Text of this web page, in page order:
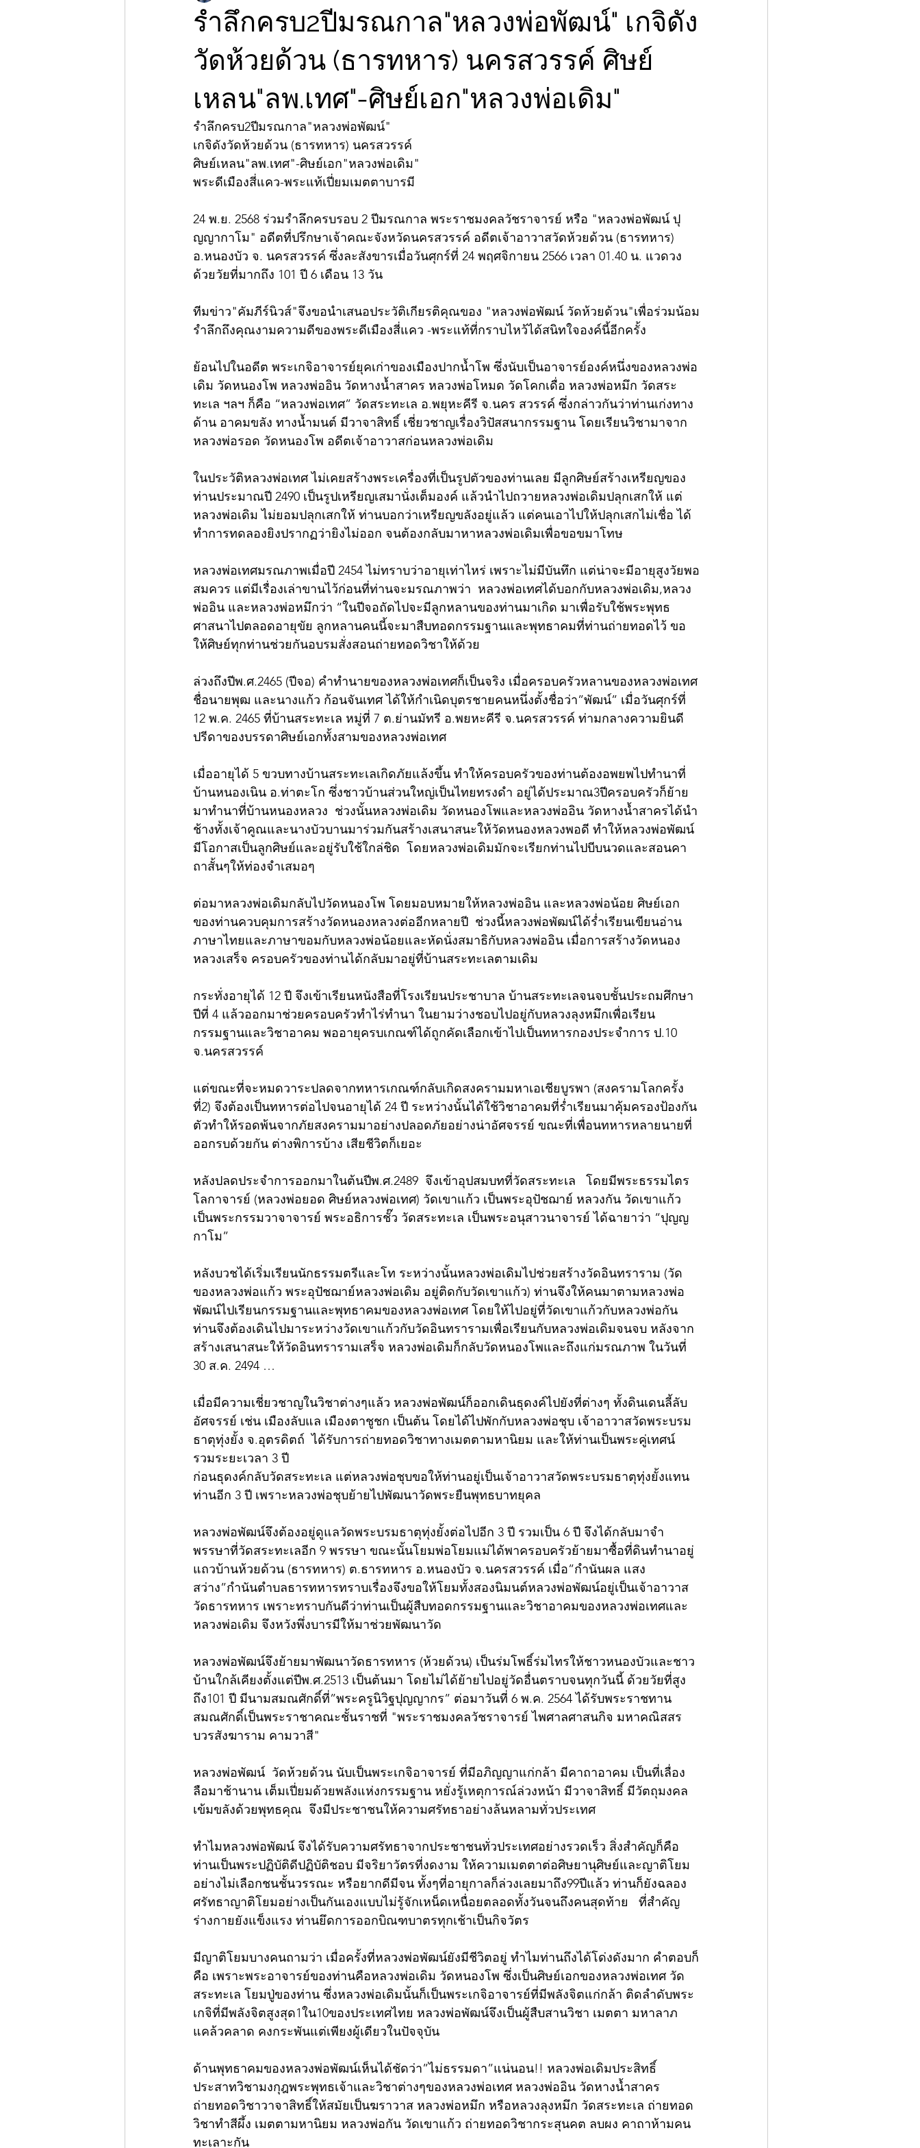
รำลึกครบ2ปีมรณกาล"หลวงพ่อพัฒน์" เกจิดัง
วัดห้วยด้วน (ธารทหาร) นครสวรรค์ ศิษย์
เหลน"ลพ.เทศ"-ศิษย์เอก"หลวงพ่อเดิม"
รำลึกครบ2ปีมรณกาล"หลวงพ่อพัฒน์"
เกจิดังวัดห้วยด้วน (ธารทหาร) นครสวรรค์
ศิษย์เหลน"ลพ.เทศ"-ศิษย์เอก"หลวงพ่อเดิม"
พระดีเมืองสี่แคว-พระแท้เปี่ยมเมตตาบารมี
24 พ.ย. 2568 ร่วมรำลึกครบรอบ 2 ปีมรณกาล พระราชมงคลวัชราจารย์ หรือ "หลวงพ่อพัฒน์ ปุ
ญญากาโม" อดีตที่ปรึกษาเจ้าคณะจังหวัดนครสวรรค์ อดีตเจ้าอาวาสวัดห้วยด้วน (ธารทหาร)
อ.หนองบัว จ. นครสวรรค์ ซึ่งละสังขารเมื่อวันศุกร์ที่ 24 พฤศจิกายน 2566 เวลา 01.40 น. แวดวง
ด้วยวัยที่มากถึง 101 ปี 6 เดือน 13 วัน
ทีมข่าว"คัมภีร์นิวส์"จึงขอนำเสนอประวัติเกียรติคุณของ "หลวงพ่อพัฒน์ วัดห้วยด้วน"เพื่อร่วมน้อม
รำลึกถึงคุณงามความดีของพระดีเมืองสี่แคว -พระแท้ที่กราบไหว้ได้สนิทใจองค์นี้อีกครั้ง
ย้อนไปในอดีต พระเกจิอาจารย์ยุคเก่าของเมืองปากน้ำโพ ซึ่งนับเป็นอาจารย์องค์หนึ่งของหลวงพ่อ
เดิม วัดหนองโพ หลวงพ่ออิน วัดหางน้ำสาคร หลวงพ่อโหมด วัดโคกเดื่อ หลวงพ่อหมึก วัดสระ
ทะเล ฯลฯ ก็คือ “หลวงพ่อเทศ” วัดสระทะเล อ.พยุหะคีรี จ.นคร สวรรค์ ซึ่งกล่าวกันว่าท่านเก่งทาง
ด้าน อาคมขลัง ทางน้ำมนต์ มีวาจาสิทธิ์ เชี่ยวชาญเรื่องวิปัสสนากรรมฐาน โดยเรียนวิชามาจาก
หลวงพ่อรอด วัดหนองโพ อดีตเจ้าอาวาสก่อนหลวงพ่อเดิม
ในประวัติหลวงพ่อเทศ ไม่เคยสร้างพระเครื่องที่เป็นรูปตัวของท่านเลย มีลูกศิษย์สร้างเหรียญของ
ท่านประมาณปี 2490 เป็นรูปเหรียญเสมานั่งเต็มองค์ แล้วนำไปถวายหลวงพ่อเดิมปลุกเสกให้ แต่
หลวงพ่อเดิม ไม่ยอมปลุกเสกให้ ท่านบอกว่าเหรียญขลังอยู่แล้ว แต่คนเอาไปให้ปลุกเสกไม่เชื่อ ได้
ทำการทดลองยิงปรากฏว่ายิงไม่ออก จนต้องกลับมาหาหลวงพ่อเดิมเพื่อขอขมาโทษ
หลวงพ่อเทศมรณภาพเมื่อปี 2454 ไม่ทราบว่าอายุเท่าไหร่ เพราะไม่มีบันทึก แต่น่าจะมีอายุสูงวัยพอ
สมควร แต่มีเรื่องเล่าขานไว้ก่อนที่ท่านจะมรณภาพว่า  หลวงพ่อเทศได้บอกกับหลวงพ่อเดิม,หลวง
พ่ออิน และหลวงพ่อหมึกว่า “ในปีจอถัดไปจะมีลูกหลานของท่านมาเกิด มาเพื่อรับใช้พระพุทธ
ศาสนาไปตลอดอายุขัย ลูกหลานคนนี้จะมาสืบทอดกรรมฐานและพุทธาคมที่ท่านถ่ายทอดไว้ ขอ
ให้ศิษย์ทุกท่านช่วยกันอบรมสั่งสอนถ่ายทอดวิชาให้ด้วย
ล่วงถึงปีพ.ศ.2465 (ปีจอ) คำทำนายของหลวงพ่อเทศก็เป็นจริง เมื่อครอบครัวหลานของหลวงพ่อเทศ
ชื่อนายพุฒ และนางแก้ว ก้อนจันเทศ ได้ให้กำเนิดบุตรชายคนหนึ่งตั้งชื่อว่า”พัฒน์” เมื่อวันศุกร์ที่
12 พ.ค. 2465 ที่บ้านสระทะเล หมู่ที่ 7 ต.ย่านมัทรี อ.พยหะคีรี จ.นครสวรรค์ ท่ามกลางความยินดี
ปรีดาของบรรดาศิษย์เอกทั้งสามของหลวงพ่อเทศ
เมื่ออายุได้ 5 ขวบทางบ้านสระทะเลเกิดภัยแล้งขึ้น ทำให้ครอบครัวของท่านต้องอพยพไปทำนาที่
บ้านหนองเนิน อ.ท่าตะโก ซึ่งชาวบ้านส่วนใหญ่เป็นไทยทรงดำ อยู่ได้ประมาณ3ปีครอบครัวก็ย้าย
มาทำนาที่บ้านหนองหลวง  ช่วงนั้นหลวงพ่อเดิม วัดหนองโพและหลวงพ่ออิน วัดหางน้ำสาครได้นำ
ช้างทั้งเจ้าคูณและนางบัวบานมาร่วมกันสร้างเสนาสนะให้วัดหนองหลวงพอดี ทำให้หลวงพ่อพัฒน์
มีโอกาสเป็นลูกศิษย์และอยู่รับใช้ใกล่ชิด  โดยหลวงพ่อเดิมมักจะเรียกท่านไปบีบนวดและสอนคา
ถาสั้นๆให้ท่องจำเสมอๆ
ต่อมาหลวงพ่อเดิมกลับไปวัดหนองโพ โดยมอบหมายให้หลวงพ่ออิน และหลวงพ่อน้อย ศิษย์เอก
ของท่านควบคุมการสร้างวัดหนองหลวงต่ออีกหลายปี  ช่วงนี้หลวงพ่อพัฒน์ได้ร่ำเรียนเขียนอ่าน
ภาษาไทยและภาษาขอมกับหลวงพ่อน้อยและหัดนั่งสมาธิกับหลวงพ่ออิน เมื่อการสร้างวัดหนอง
หลวงเสร็จ ครอบครัวของท่านได้กลับมาอยู่ที่บ้านสระทะเลตามเดิม
กระทั่งอายุได้ 12 ปี จึงเข้าเรียนหนังสือที่โรงเรียนประชาบาล บ้านสระทะเลจนจบชั้นประถมศึกษา
ปีที่ 4 แล้วออกมาช่วยครอบครัวทำไร่ทำนา ในยามว่างชอบไปอยู่กับหลวงลุงหมึกเพื่อเรียน
กรรมฐานและวิชาอาคม พออายุครบเกณฑ์ได้ถูกคัดเลือกเข้าไปเป็นทหารกองประจำการ ป.10
จ.นครสวรรค์
แต่ขณะที่จะหมดวาระปลดจากทหารเกณฑ์กลับเกิดสงครามมหาเอเชียบูรพา (สงครามโลกครั้ง
ที่2) จึงต้องเป็นทหารต่อไปจนอายุได้ 24 ปี ระหว่างนั้นได้ใช้วิชาอาคมที่ร่ำเรียนมาคุ้มครองป้องกัน
ตัวทำให้รอดพ้นจากภัยสงครามมาอย่างปลอดภัยอย่างน่าอัศจรรย์ ขณะที่เพื่อนทหารหลายนายที่
ออกรบด้วยกัน ต่างพิการบ้าง เสียชีวิตก็เยอะ
หลังปลดประจำการออกมาในต้นปีพ.ศ.2489  จึงเข้าอุปสมบทที่วัดสระทะเล   โดยมีพระธรรมไตร
โลกาจารย์ (หลวงพ่อยอด ศิษย์หลวงพ่อเทศ) วัดเขาแก้ว เป็นพระอุปัชฌาย์ หลวงกัน วัดเขาแก้ว
เป็นพระกรรมวาจาจารย์ พระอธิการชั๊ว วัดสระทะเล เป็นพระอนุสาวนาจารย์ ได้ฉายาว่า “ปุญญ
กาโม”
หลังบวชได้เริ่มเรียนนักธรรมตรีและโท ระหว่างนั้นหลวงพ่อเดิมไปช่วยสร้างวัดอินทราราม (วัด
ของหลวงพ่อแก้ว พระอุปัชฌาย์หลวงพ่อเดิม อยู่ติดกับวัดเขาแก้ว) ท่านจึงให้คนมาตามหลวงพ่อ
พัฒน์ไปเรียนกรรมฐานและพุทธาคมของหลวงพ่อเทศ โดยให้ไปอยู่ที่วัดเขาแก้วกับหลวงพ่อกัน
ท่านจึงต้องเดินไปมาระหว่างวัดเขาแก้วกับวัดอินทรารามเพื่อเรียนกับหลวงพ่อเดิมจนจบ หลังจาก
สร้างเสนาสนะให้วัดอินทรารามเสร็จ หลวงพ่อเดิมก็กลับวัดหนองโพและถึงแก่มรณภาพ ในวันที่
30 ส.ค. 2494 …
เมื่อมีความเชี่ยวชาญในวิชาต่างๆแล้ว หลวงพ่อพัฒน์ก็ออกเดินธุดงค์ไปยังที่ต่างๆ ทั้งดินเดนลี้ลับ
อัศจรรย์ เช่น เมืองลับแล เมืองตาชูชก เป็นต้น โดยได้ไปพักกับหลวงพ่อชุบ เจ้าอาวาสวัดพระบรม
ธาตุทุ่งยั้ง จ.อุตรดิตถ์  ได้รับการถ่ายทอดวิชาทางเมตตามหานิยม และให้ท่านเป็นพระคู่เทศน์
รวมระยะเวลา 3 ปี
ก่อนธุดงค์กลับวัดสระทะเล แต่หลวงพ่อชุบขอให้ท่านอยู่เป็นเจ้าอาวาสวัดพระบรมธาตุทุ่งยั้งแทน
ท่านอีก 3 ปี เพราะหลวงพ่อชุบย้ายไปพัฒนาวัดพระยืนพุทธบาทยุคล
หลวงพ่อพัฒน์จึงต้องอยู่ดูแลวัดพระบรมธาตุทุ่งยั้งต่อไปอีก 3 ปี รวมเป็น 6 ปี จึงได้กลับมาจำ
พรรษาที่วัดสระทะเลอีก 9 พรรษา ขณะนั้นโยมพ่อโยมแม่ได้พาครอบครัวย้ายมาซื้อที่ดินทำนาอยู่
แถวบ้านห้วยด้วน (ธารทหาร) ต.ธารทหาร อ.หนองบัว จ.นครสวรรค์ เมื่อ”กำนันผล แสง
สว่าง”กำนันตำบลธารทหารทราบเรื่องจึงขอให้โยมทั้งสองนิมนต์หลวงพ่อพัฒน์อยู่เป็นเจ้าอาวาส
วัดธารทหาร เพราะทราบกันดีว่าท่านเป็นผู้สืบทอดกรรมฐานและวิชาอาคมของหลวงพ่อเทศและ
หลวงพ่อเดิม จึงหวังพึ่งบารมีให้มาช่วยพัฒนาวัด
หลวงพ่อพัฒน์จึงย้ายมาพัฒนาวัดธารทหาร (ห้วยด้วน) เป็นร่มโพธิ์ร่มไทรให้ชาวหนองบัวและชาว
บ้านใกล้เคียงตั้งแต่ปีพ.ศ.2513 เป็นต้นมา โดยไม่ได้ย้ายไปอยู่วัดอื่นตราบจนทุกวันนี้ ด้วยวัยที่สูง
ถึง101 ปี มีนามสมณศักดิ์ที่”พระครูนิวิฐปุญญากร” ต่อมาวันที่ 6 พ.ค. 2564 ได้รับพระราชทาน
สมณศักดิ์เป็นพระราชาคณะชั้นราชที่ "พระราชมงคลวัชราจารย์ ไพศาลศาสนกิจ มหาคณิสสร
บวรสังฆาราม คามวาสี"
หลวงพ่อพัฒน์  วัดห้วยด้วน นับเป็นพระเกจิอาจารย์ ที่มีอภิญญาแก่กล้า มีคาถาอาคม เป็นที่เลื่อง
ลือมาช้านาน เต็มเปี่ยมด้วยพลังแห่งกรรมฐาน หยั่งรู้เหตุการณ์ล่วงหน้า มีวาจาสิทธิ์ มีวัตถุมงคล
เข้มขลังด้วยพุทธคุณ  จึงมีประชาชนให้ความศรัทธาอย่างล้นหลามทั่วประเทศ
ทำไมหลวงพ่อพัฒน์ จึงได้รับความศรัทธาจากประชาชนทั่วประเทศอย่างรวดเร็ว สิ่งสำคัญก็คือ
ท่านเป็นพระปฏิบัติดีปฏิบัติชอบ มีจริยาวัตรที่งดงาม ให้ความเมตตาต่อศิษยานุศิษย์และญาติโยม
อย่างไม่เลือกชนชั้นวรรณะ หรือยากดีมีจน ทั้งๆที่อายุกาลก็ล่วงเลยมาถึง99ปีแล้ว ท่านก็ยังฉลอง
ศรัทธาญาติโยมอย่างเป็นกันเองแบบไม่รู้จักเหน็ดเหนื่อยตลอดทั้งวันจนถึงคนสุดท้าย   ที่สำคัญ
ร่างกายยังแข็งแรง ท่านยึดการออกบิณฑบาตรทุกเช้าเป็นกิจวัตร
มีญาติโยมบางคนถามว่า เมื่อครั้งที่หลวงพ่อพัฒน์ยังมีชีวิตอยู่ ทำไมท่านถึงได้โด่งดังมาก คำตอบก็
คือ เพราะพระอาจารย์ของท่านคือหลวงพ่อเดิม วัดหนองโพ ซึ่งเป็นศิษย์เอกของหลวงพ่อเทศ วัด
สระทะเล โยมปู่ของท่าน ซึ่งหลวงพ่อเดิมนั้นก็เป็นพระเกจิอาจารย์ที่มีพลังจิตแก่กล้า ติดลำดับพระ
เกจิที่มีพลังจิตสูงสุด1ใน10ของประเทศไทย หลวงพ่อพัฒน์จึงเป็นผู้สืบสานวิชา เมตตา มหาลาภ
แคล้วคลาด คงกระพันแต่เพียงผู้เดียวในปัจจุบัน
ด้านพุทธาคมของหลวงพ่อพัฒน์เห็นได้ชัดว่า”ไม่ธรรมดา”แน่นอน!! หลวงพ่อเดิมประสิทธิ์
ประสาทวิชามงกุฎพระพุทธเจ้าและวิชาต่างๆของหลวงพ่อเทศ หลวงพ่ออิน วัดหางน้ำสาคร
ถ่ายทอดวิชาวาจาสิทธิ์ให้สมัยเป็นฆราวาส หลวงพ่อหมึก หรือหลวงลุงหมึก วัดสระทะเล ถ่ายทอด
วิชาทำสีผึ้ง เมตตามหานิยม หลวงพ่อกัน วัดเขาแก้ว ถ่ายทอดวิชากระสุนคต ลบผง คาถาห้ามคน
ทะเลาะกัน